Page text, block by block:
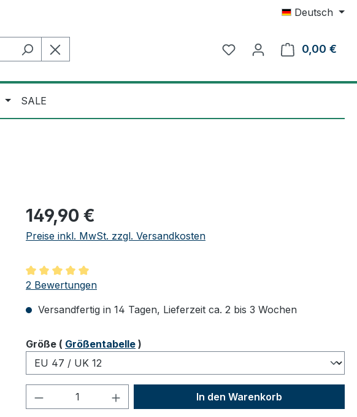
Deutsch
0,00 €
SALE
Regulärer Preis:
149,90 €
Preise inkl. MwSt. zzgl. Versandkosten
Durchschnittliche Bewertung von 5 von 5 Sternen
2 Bewertungen
Versandfertig in 14 Tagen, Lieferzeit ca. 2 bis 3 Wochen
Größeauswählen
( Größentabelle )
Produkt Anzahl: Gib den gewünschten Wert
In den Warenkorb